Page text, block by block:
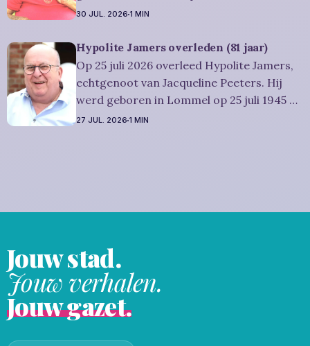
is overleden in Leopoldsburg op 29 juli
en werd 74 jaar. Rouwbericht Dries-
Hulsmans: Het afscheid, waartoe u
vriendelijk wordt uitgenodigd, zal
plaatsvinden
30 JUL. 2026 1 MIN
Hypolite Jamers overleden (81 jaar)
Op 25 juli 2026 overleed Hypolite Jamers,
echtgenoot van Jacqueline Peeters. Hij
werd geboren in Lommel op 25 juli 1945 en
is overleden in Eksel op 25 juli 2026. Hij
27 JUL. 2026 1 MIN
Jouw stad.
Jouw verhalen.
Jouw gazet.